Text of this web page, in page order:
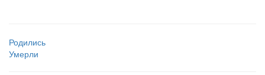
Родились
Умерли